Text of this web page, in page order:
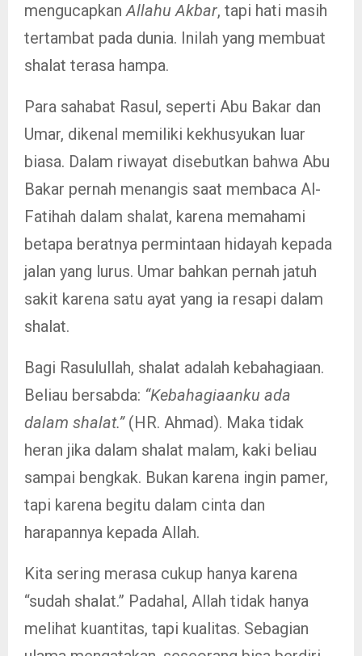
mengucapkanAllahu Akbar, tapi hati masih
tertambat pada dunia. Inilah yang membuat
shalat terasa hampa.
Para sahabat Rasul, seperti Abu Bakar dan
Umar, dikenal memiliki kekhusyukan luar
biasa. Dalam riwayat disebutkan bahwa Abu
Bakar pernah menangis saat membaca Al-
Fatihah dalam shalat, karena memahami
betapa beratnya permintaan hidayah kepada
jalan yang lurus. Umar bahkan pernah jatuh
sakit karena satu ayat yang ia resapi dalam
shalat.
Bagi Rasulullah, shalat adalah kebahagiaan.
Beliau bersabda: “Kebahagiaanku ada
dalam shalat.”(HR. Ahmad). Maka tidak
heran jika dalam shalat malam, kaki beliau
sampai bengkak. Bukan karena ingin pamer,
tapi karena begitu dalam cinta dan
harapannya kepada Allah.
Kita sering merasa cukup hanya karena
“sudah shalat.” Padahal, Allah tidak hanya
melihat kuantitas, tapi kualitas. Sebagian